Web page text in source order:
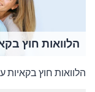
הלוואות חוץ בקאיות עד 70000
הלוואות חוץ בקאיות עד 70000